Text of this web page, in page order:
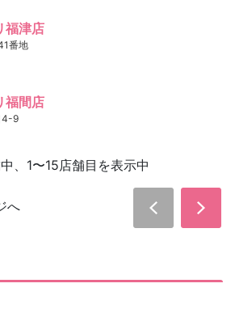
福津店
番地
福間店
4-9
、1〜15店舗目を表示中
へ